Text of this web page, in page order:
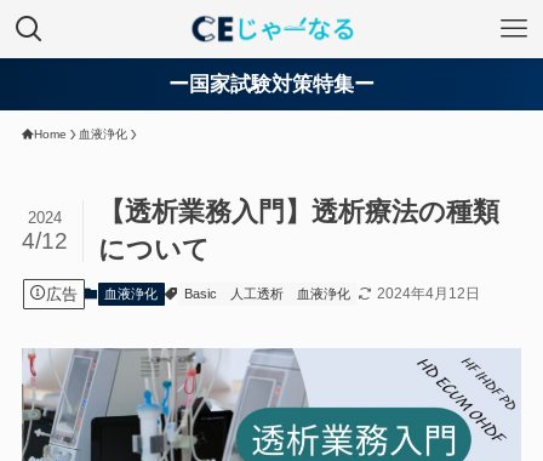
ー国家試験対策特集ー
Home 血液浄化
【透析業務入門】透析療法の種類
について
2024
4/12
広告 血液浄化 Basic 人工透析 血液浄化 2024年4月12日